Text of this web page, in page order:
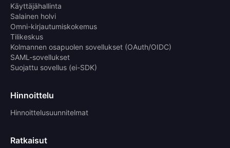
Käyttäjähallinta
Salainen holvi
Omni-kirjautumiskokemus
Tilikeskus
Kolmannen osapuolen sovellukset (OAuth/OIDC)
SAML-sovellukset
Suojattu sovellus (ei-SDK)
Hinnoittelu
Hinnoittelusuunnitelmat
Ratkaisut